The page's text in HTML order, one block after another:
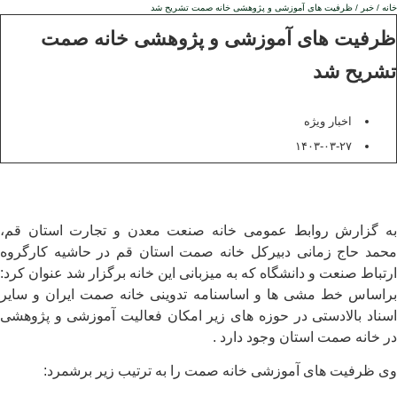
خانه / خبر / ظرفیت های آموزشی و پژوهشی خانه صمت تشریح شد
ظرفیت های آموزشی و پژوهشی خانه صمت
تشریح شد
اخبار ویژه
۱۴۰۳-۰۳-۲۷
به گزارش روابط عمومی خانه صنعت معدن و تجارت استان قم،
محمد حاج زمانی دبیرکل خانه صمت استان قم در حاشیه کارگروه
ارتباط صنعت و دانشگاه که به میزبانی این خانه برگزار شد عنوان کرد:
براساس خط مشی ها و اساسنامه تدوینی خانه صمت ایران و سایر
اسناد بالادستی در حوزه های زیر امکان فعالیت آموزشی و پژوهشی
در خانه صمت استان وجود دارد .
وی ظرفیت های آموزشی خانه صمت را به ترتیب زیر برشمرد: